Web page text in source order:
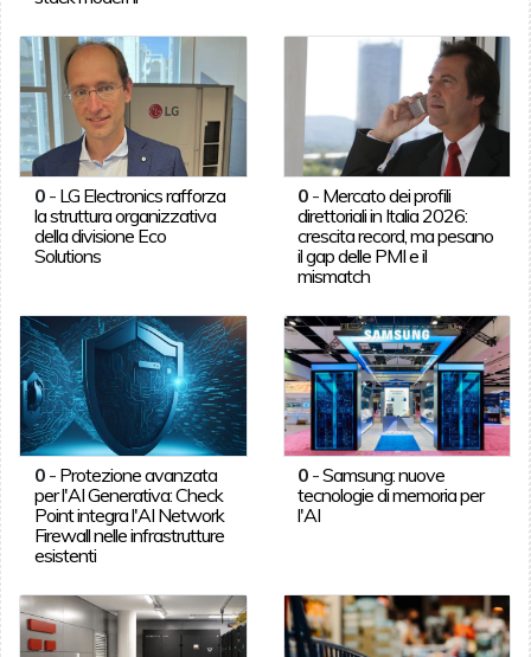
0- LG Electronics rafforza
la struttura organizzativa
della divisione Eco
Solutions
0 - Mercato dei profili
direttoriali in Italia 2026:
crescita record, ma pesano
il gap delle PMI e il
mismatch
0- Protezione avanzata
per l'AI Generativa: Check
Point integra l'AI Network
Firewall nelle infrastrutture
esistenti
0 -Samsung: nuove
tecnologie di memoria per
l'AI